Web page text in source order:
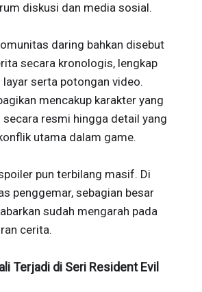
diskusi dan media sosial.
daring bahkan disebut
secara kronologis, lengkap
layar serta potongan video.
mencakup karakter yang
resmi hingga detail yang
utama dalam game.
pun terbilang masif. Di
penggemar, sebagian besar
sudah mengarah pada
cerita.
Terjadi di Seri Resident Evil